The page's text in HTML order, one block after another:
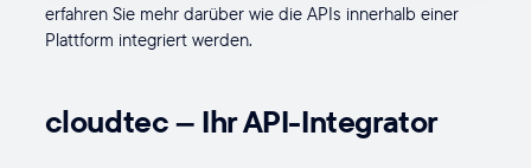
erfahren Sie mehr darüber wie die APIs innerhalb einer
Plattform integriert werden.
cloudtec – Ihr API-Integrator